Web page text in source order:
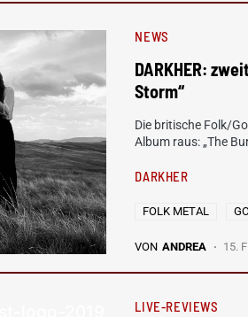
NEWS
DARKHER:
Storm“
Die britische Folk/
Album raus: „The
DARKHER
FOLK METAL
VON ANDREA 15.
LIVE-REVIEWS